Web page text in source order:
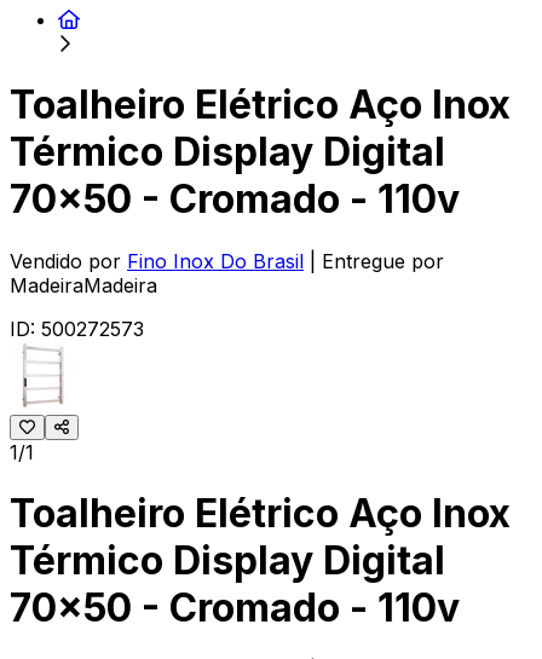
Toalheiro Elétrico Aço Inox
Térmico Display Digital
70x50 - Cromado - 110v
Vendido por Fino Inox Do Brasil
| Entregue por
MadeiraMadeira
ID: 500272573
1/1
Toalheiro Elétrico Aço Inox
Térmico Display Digital
70x50 - Cromado - 110v